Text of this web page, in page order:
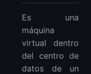
Es una
máquina
virtual dentro
del centro de
datos de un